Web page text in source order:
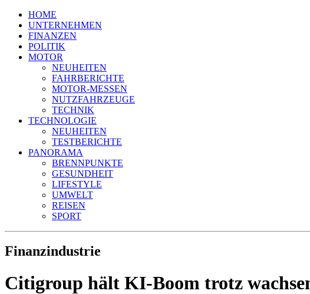
HOME
UNTERNEHMEN
FINANZEN
POLITIK
MOTOR
NEUHEITEN
FAHRBERICHTE
MOTOR-MESSEN
NUTZFAHRZEUGE
TECHNIK
TECHNOLOGIE
NEUHEITEN
TESTBERICHTE
PANORAMA
BRENNPUNKTE
GESUNDHEIT
LIFESTYLE
UMWELT
REISEN
SPORT
Finanzindustrie
Citigroup hält KI-Boom trotz